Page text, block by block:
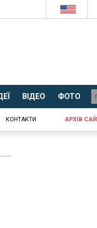
ВІДЕО ФОТО
КОНТАКТИ АРХІВ